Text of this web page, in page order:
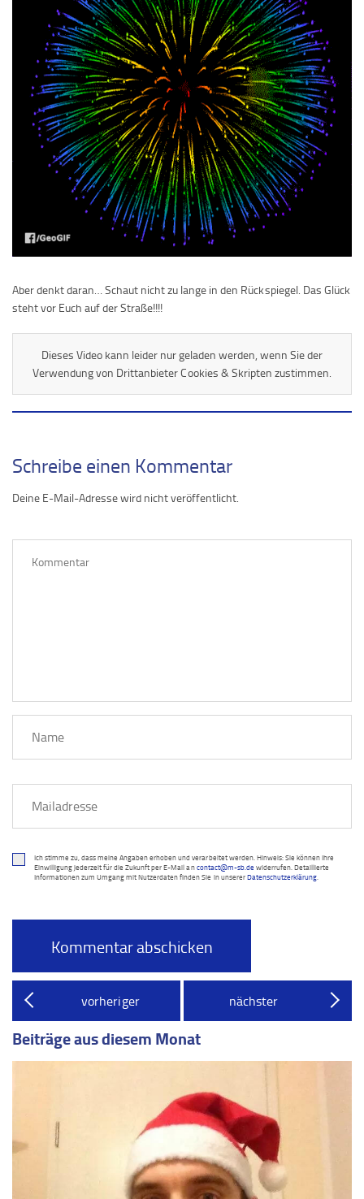
Aber denkt daran… Schaut nicht zu lange in den Rückspiegel. Das Glück
steht vor Euch auf der Straße!!!!
Dieses Video kann leider nur geladen werden, wenn Sie der
Verwendung von Drittanbieter Cookies & Skripten zustimmen.
Schreibe einen Kommentar
Deine E-Mail-Adresse wird nicht veröffentlicht.
Ich stimme zu, dass meine Angaben erhoben und verarbeitet werden. Hinweis: Sie können Ihre
Einwilligung jederzeit für die Zukunft per E-Mail ancontact@m-sb.dewiderrufen. Detaillierte
Informationen zum Umgang mit Nutzerdaten finden Sie in unsererDatenschutzerklärung.
vorheriger nächster
Beiträge aus diesem Monat